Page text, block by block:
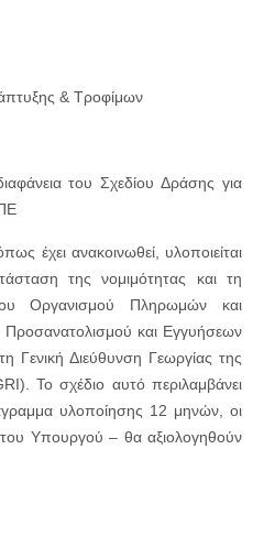
& Τροφίμων
του Σχεδίου Δράσης για
έχει ανακοινωθεί, υλοποιείται
της νομιμότητας και τη
Οργανισμού Πληρωμών και
Προσανατολισμού και Εγγυήσεων
Διεύθυνση Γεωργίας της
Το σχέδιο αυτό περιλαμβάνει
υλοποίησης 12 μηνών, οι
Υπουργού – θα αξιολογηθούν